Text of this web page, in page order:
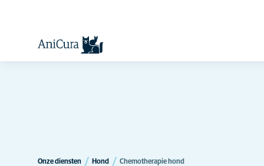
Onze diensten Hond Chemotherapie hond